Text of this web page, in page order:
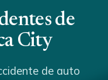
de
City
de auto